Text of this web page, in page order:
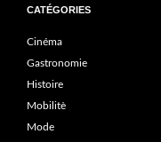
CATÉGORIES
Cinéma
Gastronomie
Histoire
Mobilitè
Mode